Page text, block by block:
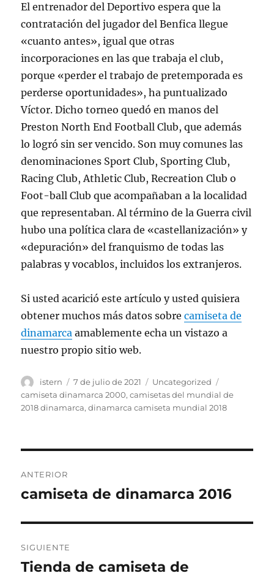
El entrenador del Deportivo espera que la
contratación del jugador del Benfica llegue
«cuanto antes», igual que otras
incorporaciones en las que trabaja el club,
porque «perder el trabajo de pretemporada es
perderse oportunidades», ha puntualizado
Víctor. Dicho torneo quedó en manos del
Preston North End Football Club, que además
lo logró sin ser vencido. Son muy comunes las
denominaciones Sport Club, Sporting Club,
Racing Club, Athletic Club, Recreation Club o
Foot-ball Club que acompañaban a la localidad
que representaban. Al término de la Guerra civil
hubo una política clara de «castellanización» y
«depuración» del franquismo de todas las
palabras y vocablos, incluidos los extranjeros.
Si usted acarició este artículo y usted quisiera
obtener muchos más datos sobrecamiseta de
dinamarca amablemente echa un vistazo a
nuestro propio sitio web.
Autor
istern
Publicado
el
7 de julio de 2021 Categorías
Uncategorized
camiseta dinamarca 2000,camisetas del mundial de
2018 dinamarca,dinamarca camiseta mundial 2018
de
ANTERIOR
Entrada
camiseta de dinamarca 2016
SIGUIENTE
Entrada
Tienda de camiseta de